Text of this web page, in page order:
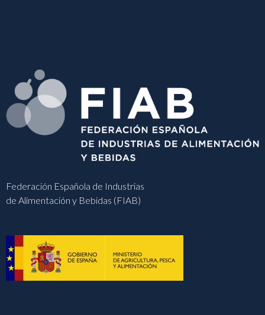
Federación Española de Industrias
de Alimentación y Bebidas (FIAB)